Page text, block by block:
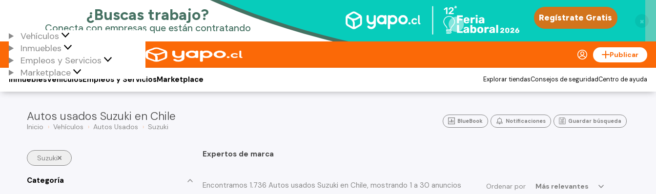
×
Vehículos
Inmuebles
Empleos y Servicios
Marketplace
Publicar
Vehículos
Inmuebles Empleos y ServiciosMarketplace Explorar tiendasConsejos de seguridadCentro de ayuda
Autos usados Suzuki en Chile
Inicio Vehículos Autos Usados Suzuki
BlueBook Notificaciones Guardar búsqueda
Suzuki
Categoría
Expertos de marca
Ordenar por Más relevantes
Encontramos 1.736 Autos usados Suzuki en Chile, mostrando 1 a 30 anuncios